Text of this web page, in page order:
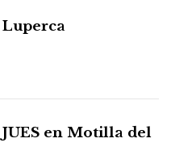
en Motilla del